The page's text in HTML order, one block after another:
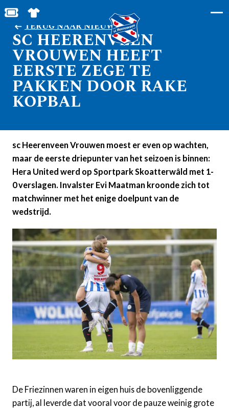
BESTEL JOUW TICKETS
SHOP IN DE FEANSTORE
TERUG NAAR NIEUWS
SC HEERENVEEN
VROUWEN HEEFT
EERSTE ZEGE TE
PAKKEN DOOR RAKE
KOPBAL
sc Heerenveen Vrouwen moest er even op wachten,
maar de eerste driepunter van het seizoen is binnen:
Hera United werd op Sportpark Skoatterwâld met 1-
0 verslagen. Invalster Evi Maatman kroonde zich tot
matchwinner met het enige doelpunt van de
wedstrijd.
De Friezinnen waren in eigen huis de bovenliggende
partij, al leverde dat vooral voor de pauze weinig grote